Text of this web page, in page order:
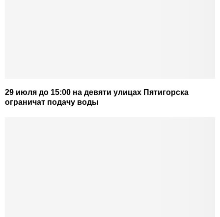
29 июля до 15:00 на девяти улицах Пятигорска
ограничат подачу воды